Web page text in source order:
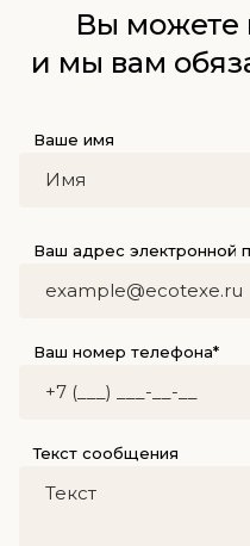
Вы можете
и мы вам
Ваше имя
Ваш адрес электронной
Ваш номер телефона*
Текст сообщения